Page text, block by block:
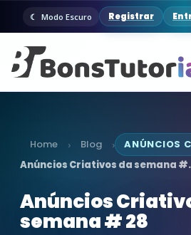
Modo Escuro Registrar
Home › Blog › ANÚNCIOS
Anúncios Criativos da semana
Anúncios
semana # 28